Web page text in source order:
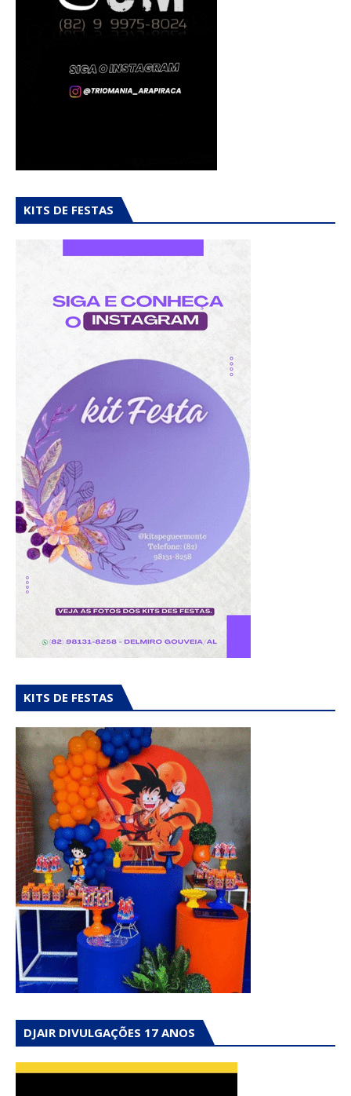
KITS DE FESTAS
KITS DE FESTAS
DJAIR DIVULGAÇÕES 17 ANOS